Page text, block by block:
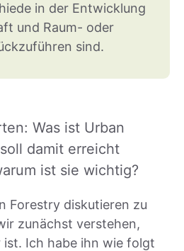
in der Entwicklung
und Raum- oder
sind.
Was ist Urban
damit erreicht
ist sie wichtig?
Forestry diskutieren zu
zunächst verstehen,
ist. Ich habe ihn wie folgt